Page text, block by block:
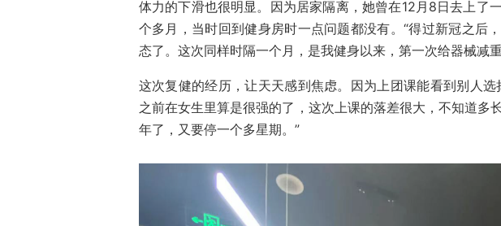
体力的下滑也很明显。因为居家隔离，她曾在12月8日去上了
个多月，当时回到健身房时一点问题都没有。“得过新冠之后
态了。这次同样时隔一个月，是我健身以来，第一次给器械减重
这次复健的经历，让天天感到焦虑。因为上团课能看到别人
之前在女生里算是很强的了，这次上课的落差很大，不知道多
年了，又要停一个多星期。”